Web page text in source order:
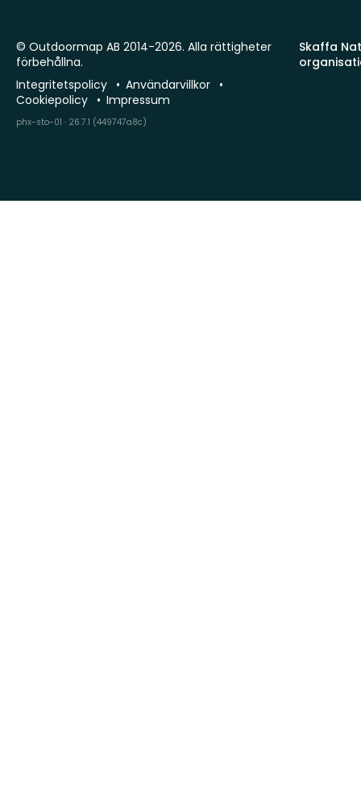
Skaffa
© Outdoormap AB 2014-2026. Alla rättigheter
förbehållna.
Integritetspolicy
Användarvillkor
Cookiepolicy
Impressum
phx-sto-01 · 26.7.1 (449747a8c)